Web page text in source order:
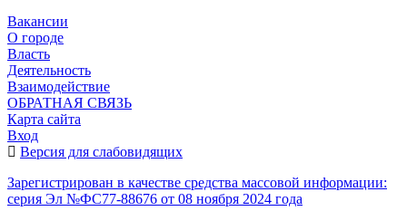
Вакансии
О городе
Власть
Деятельность
Взаимодействие
ОБРАТНАЯ СВЯЗЬ
Карта сайта
Вход
Версия для слабовидящих
Зарегистрирован в качестве средства массовой информации:
серия Эл №ФС77-88676 от 08 ноября 2024 года